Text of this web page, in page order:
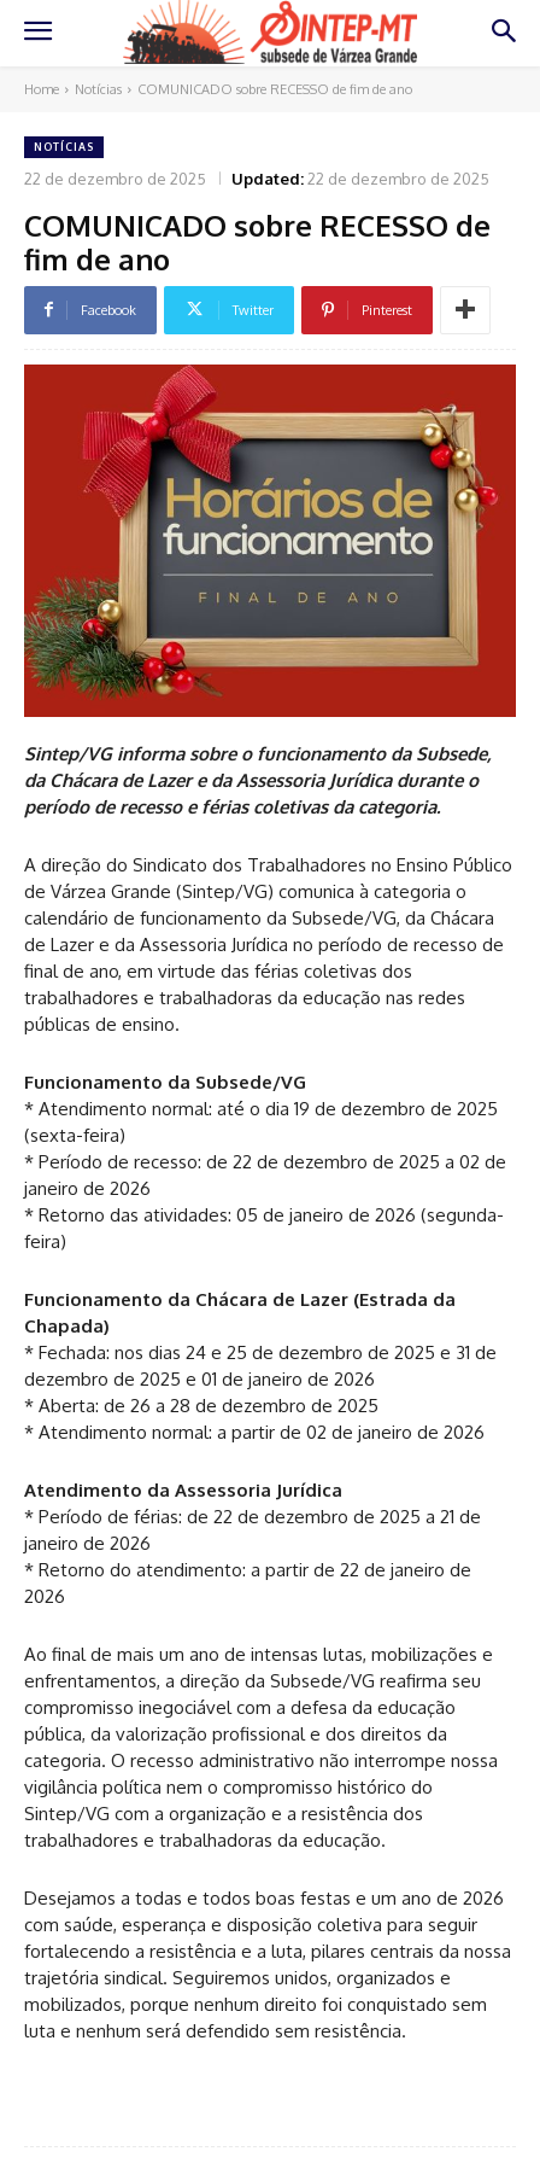
Home Notícias COMUNICADO sobre RECESSO de fim de ano
NOTÍCIAS
22 de dezembro de 2025 Updated:22 de dezembro de 2025
COMUNICADO sobre RECESSO de
fim de ano
Facebook Twitter Pinterest
Sintep/VG informa sobre o funcionamento da Subsede,
da Chácara de Lazer e da Assessoria Jurídica durante o
período de recesso e férias coletivas da categoria.
A direção do Sindicato dos Trabalhadores no Ensino Público
de Várzea Grande (Sintep/VG) comunica à categoria o
calendário de funcionamento da Subsede/VG, da Chácara
de Lazer e da Assessoria Jurídica no período de recesso de
final de ano, em virtude das férias coletivas dos
trabalhadores e trabalhadoras da educação nas redes
públicas de ensino.
Funcionamento da Subsede/VG
* Atendimento normal: até o dia 19 de dezembro de 2025
(sexta-feira)
* Período de recesso: de 22 de dezembro de 2025 a 02 de
janeiro de 2026
* Retorno das atividades: 05 de janeiro de 2026 (segunda-
feira)
Funcionamento da Chácara de Lazer (Estrada da
Chapada)
* Fechada: nos dias 24 e 25 de dezembro de 2025 e 31 de
dezembro de 2025 e 01 de janeiro de 2026
* Aberta: de 26 a 28 de dezembro de 2025
* Atendimento normal: a partir de 02 de janeiro de 2026
Atendimento da Assessoria Jurídica
* Período de férias: de 22 de dezembro de 2025 a 21 de
janeiro de 2026
* Retorno do atendimento: a partir de 22 de janeiro de
2026
Ao final de mais um ano de intensas lutas, mobilizações e
enfrentamentos, a direção da Subsede/VG reafirma seu
compromisso inegociável com a defesa da educação
pública, da valorização profissional e dos direitos da
categoria. O recesso administrativo não interrompe nossa
vigilância política nem o compromisso histórico do
Sintep/VG com a organização e a resistência dos
trabalhadores e trabalhadoras da educação.
Desejamos a todas e todos boas festas e um ano de 2026
com saúde, esperança e disposição coletiva para seguir
fortalecendo a resistência e a luta, pilares centrais da nossa
trajetória sindical. Seguiremos unidos, organizados e
mobilizados, porque nenhum direito foi conquistado sem
luta e nenhum será defendido sem resistência.